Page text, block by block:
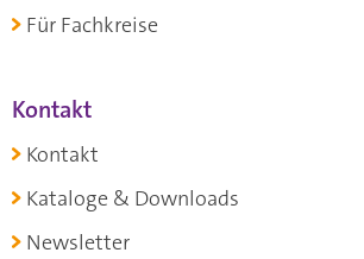
Für Fachkreise
Kontakt
Kontakt
Kataloge & Downloads
Newsletter